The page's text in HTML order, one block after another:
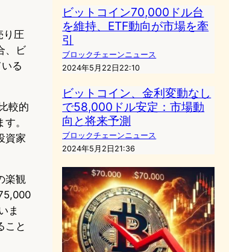
り圧
、ビ
る
較的
。
資家
楽観
ま
こと
ビットコイン70,000ドル台
を維持、ETF動向が市場を牽
引
ブロックチェーンニュース
2024年5月22日22:10
ビットコイン、金利変動なし
で58,000ドル安定：市場動
向と将来予測
ブロックチェーンニュース
2024年5月2日21:36